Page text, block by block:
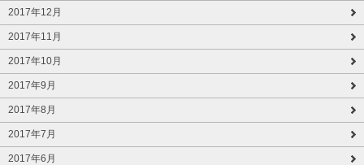
2017年12月
2017年11月
2017年10月
2017年9月
2017年8月
2017年7月
2017年6月